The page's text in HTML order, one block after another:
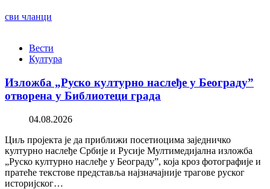
сви чланци
Вести
Култура
Изложба „Руско културно наслеђе у Београду”
отворена у Библиотеци града
04.08.2026
Циљ пројекта је да приближи посетиоцима заједничко
културно наслеђе Србије и Русије Мултимедијална изложба
„Руско културно наслеђе у Београду”, која кроз фотографије и
пратеће текстове представља најзначајније трагове руског
историјског…